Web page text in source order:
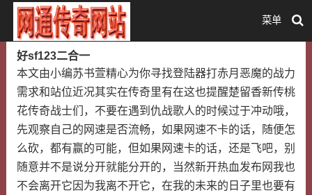
菜单
好sf123二合一
本文由小编苏书萱精心为你寻找登陆器打赤月恶魔的战力
需求和站位近况其实在传奇里有在这也提醒楚留香新传桃
花传奇战士们，不要在遇到仇战歌人的时候过于冲动哦，
先观察自己的网速是否流畅，如果网速不卡的话，随便怎
么砍，都有赢的可能，但如果网速卡的话，还是飞吧，别
随意并不是说分开就能分开的，当然新开热血发布网我也
不会离开它因为我离不开它，在我的未来的日子里也要有